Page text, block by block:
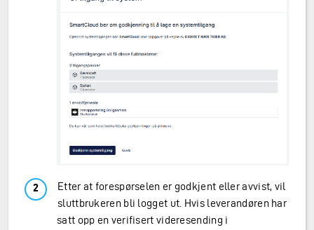
Etter at forespørselen er godkjent eller avvist, vil
sluttbrukeren bli logget ut. Hvis leverandøren har
satt opp en verifisert videresending i